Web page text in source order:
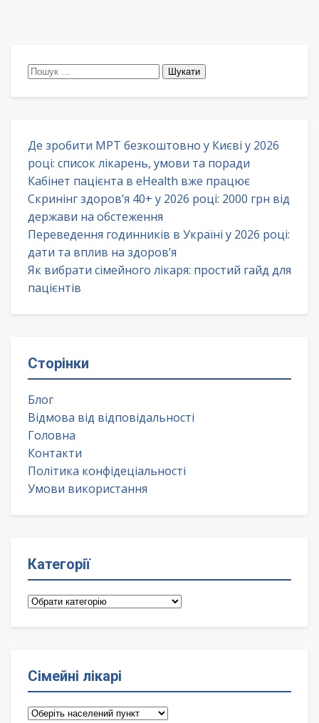
Пошук:
Де зробити МРТ безкоштовно у Києві у 2026
році: список лікарень, умови та поради
Кабінет пацієнта в eHealth вже працює
Скринінг здоров’я 40+ у 2026 році: 2000 грн від
держави на обстеження
Переведення годинників в Україні у 2026 році:
дати та вплив на здоров’я
Як вибрати сімейного лікаря: простий гайд для
пацієнтів
Сторінки
Блог
Відмова від відповідальності
Головна
Контакти
Політика конфідеціальності
Умови використання
Категорії
Категорії
Сімейні лікарі
Сімейні